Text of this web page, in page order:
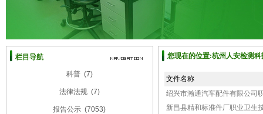
栏目导航
科普(7)
法律法规(7)
报告公示 (7053)
您现在的位置:杭州人安检测
文件名称
绍兴市瀚通汽车配件有限公司
新昌县精和标准件厂职业卫生